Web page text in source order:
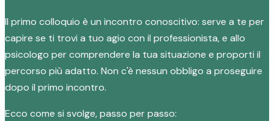
Il primo colloquio è un incontro conoscitivo: serve a te per
capire se ti trovi a tuo agio con il professionista, e allo
psicologo per comprendere la tua situazione e proporti il
percorso più adatto. Non c'è nessun obbligo a proseguire
dopo il primo incontro.
Ecco come si svolge, passo per passo: